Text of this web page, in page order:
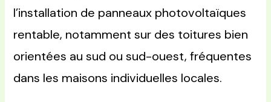
l’installation de panneaux photovoltaïques
rentable, notamment sur des toitures bien
orientées au sud ou sud-ouest, fréquentes
dans les maisons individuelles locales.